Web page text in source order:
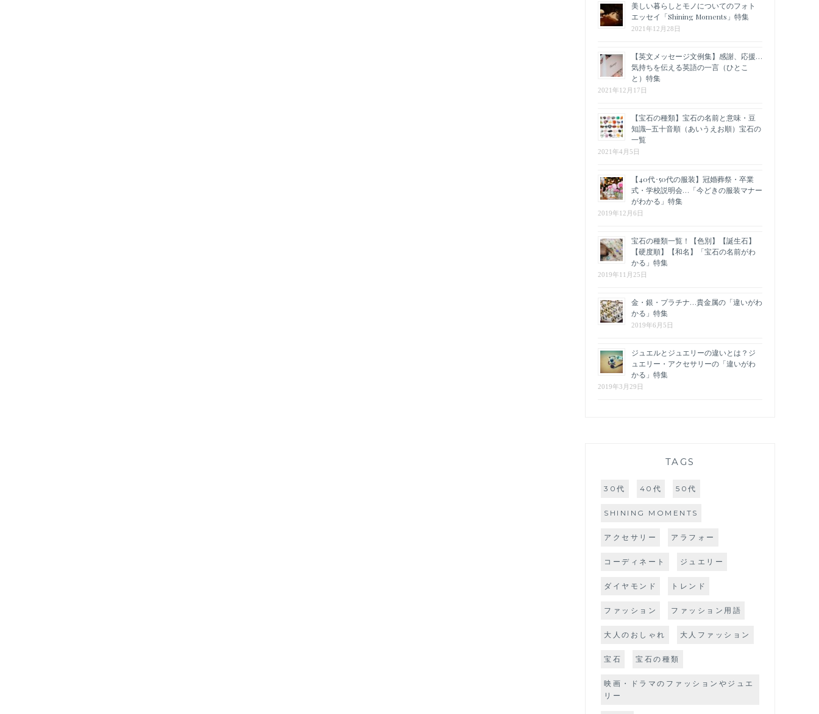
美しい暮らしとモノについてのフォト
エッセイ「Shining Moments」特集
2021年12月28日
【英文メッセージ文例集】感謝、応援…
気持ちを伝える英語の一言（ひとこ
と）特集
2021年12月17日
【宝石の種類】宝石の名前と意味・豆
知識─五十音順（あいうえお順）宝石の
一覧
2021年4月5日
【40代･50代の服装】冠婚葬祭・卒業
式・学校説明会…「今どきの服装マナー
がわかる」特集
2019年12月6日
宝石の種類一覧！【色別】【誕生石】
【硬度順】【和名】「宝石の名前がわ
かる」特集
2019年11月25日
金・銀・プラチナ…貴金属の「違いがわ
かる」特集
2019年6月5日
ジュエルとジュエリーの違いとは？ジ
ュエリー・アクセサリーの「違いがわ
かる」特集
2019年3月29日
TAGS
30代 40代 50代
SHINING MOMENTS
アクセサリー アラフォー
コーディネート ジュエリー
ダイヤモンド トレンド
ファッション ファッション用語
大人のおしゃれ 大人ファッション
宝石 宝石の種類
映画・ドラマのファッションやジュエ
リー